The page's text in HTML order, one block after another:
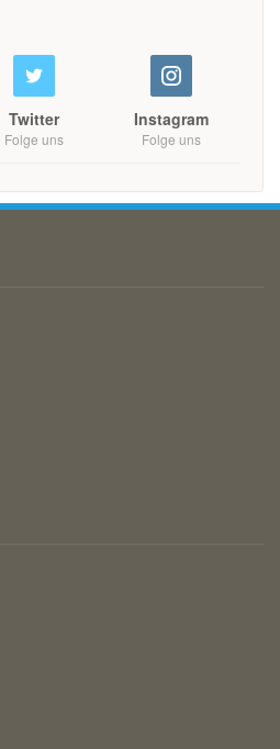
Twitter
Folge uns
Instagram
Folge uns